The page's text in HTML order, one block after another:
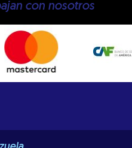
con nosotros